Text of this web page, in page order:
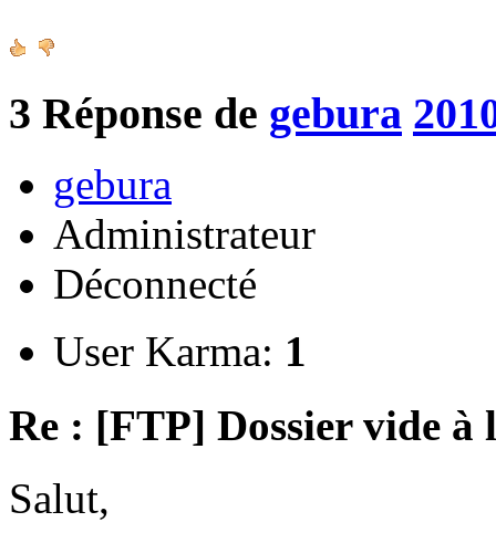
3 Réponse de gebura
gebura
Administrateur
Déconnecté
User Karma: 1
Re : [FTP] Dossier vide à
Salut,